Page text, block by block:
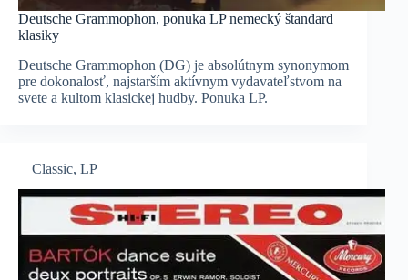
Deutsche Grammophon, ponuka LP nemecký štandard
klasiky
Deutsche Grammophon (DG) je absolútnym synonymom
pre dokonalosť, najstarším aktívnym vydavateľstvom na
svete a kultom klasickej hudby. Ponuka LP.
Classic, LP